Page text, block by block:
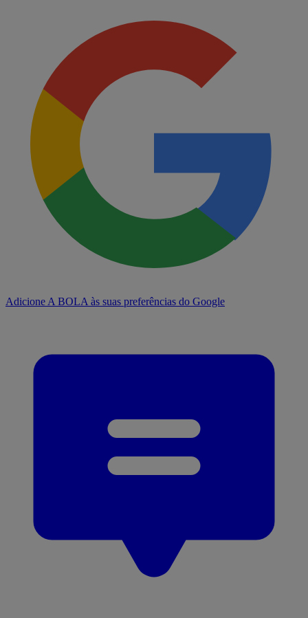
Adicione A BOLA às suas preferências do Google